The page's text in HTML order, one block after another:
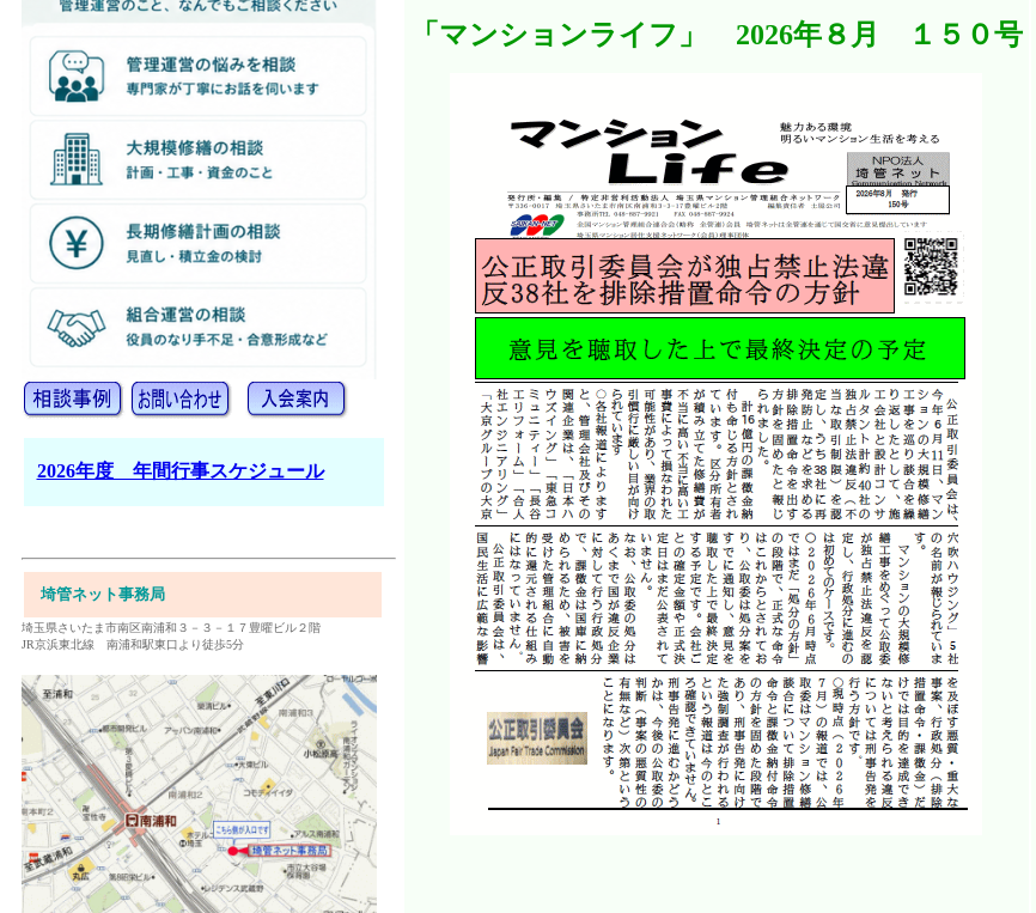
2026年度 年間行事スケジュール
埼管ネット事務局
埼玉県さいたま市南区南浦和３－３－１７豊曜ビル２階
JR京浜東北線 南浦和駅東口より徒歩5分
「マンションライフ」 2026年８月 １５０号